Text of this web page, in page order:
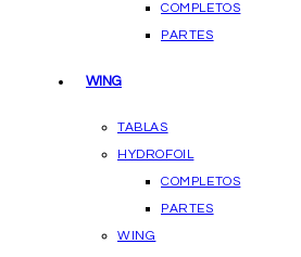
COMPLETOS
PARTES
WING
TABLAS
HYDROFOIL
COMPLETOS
PARTES
WING